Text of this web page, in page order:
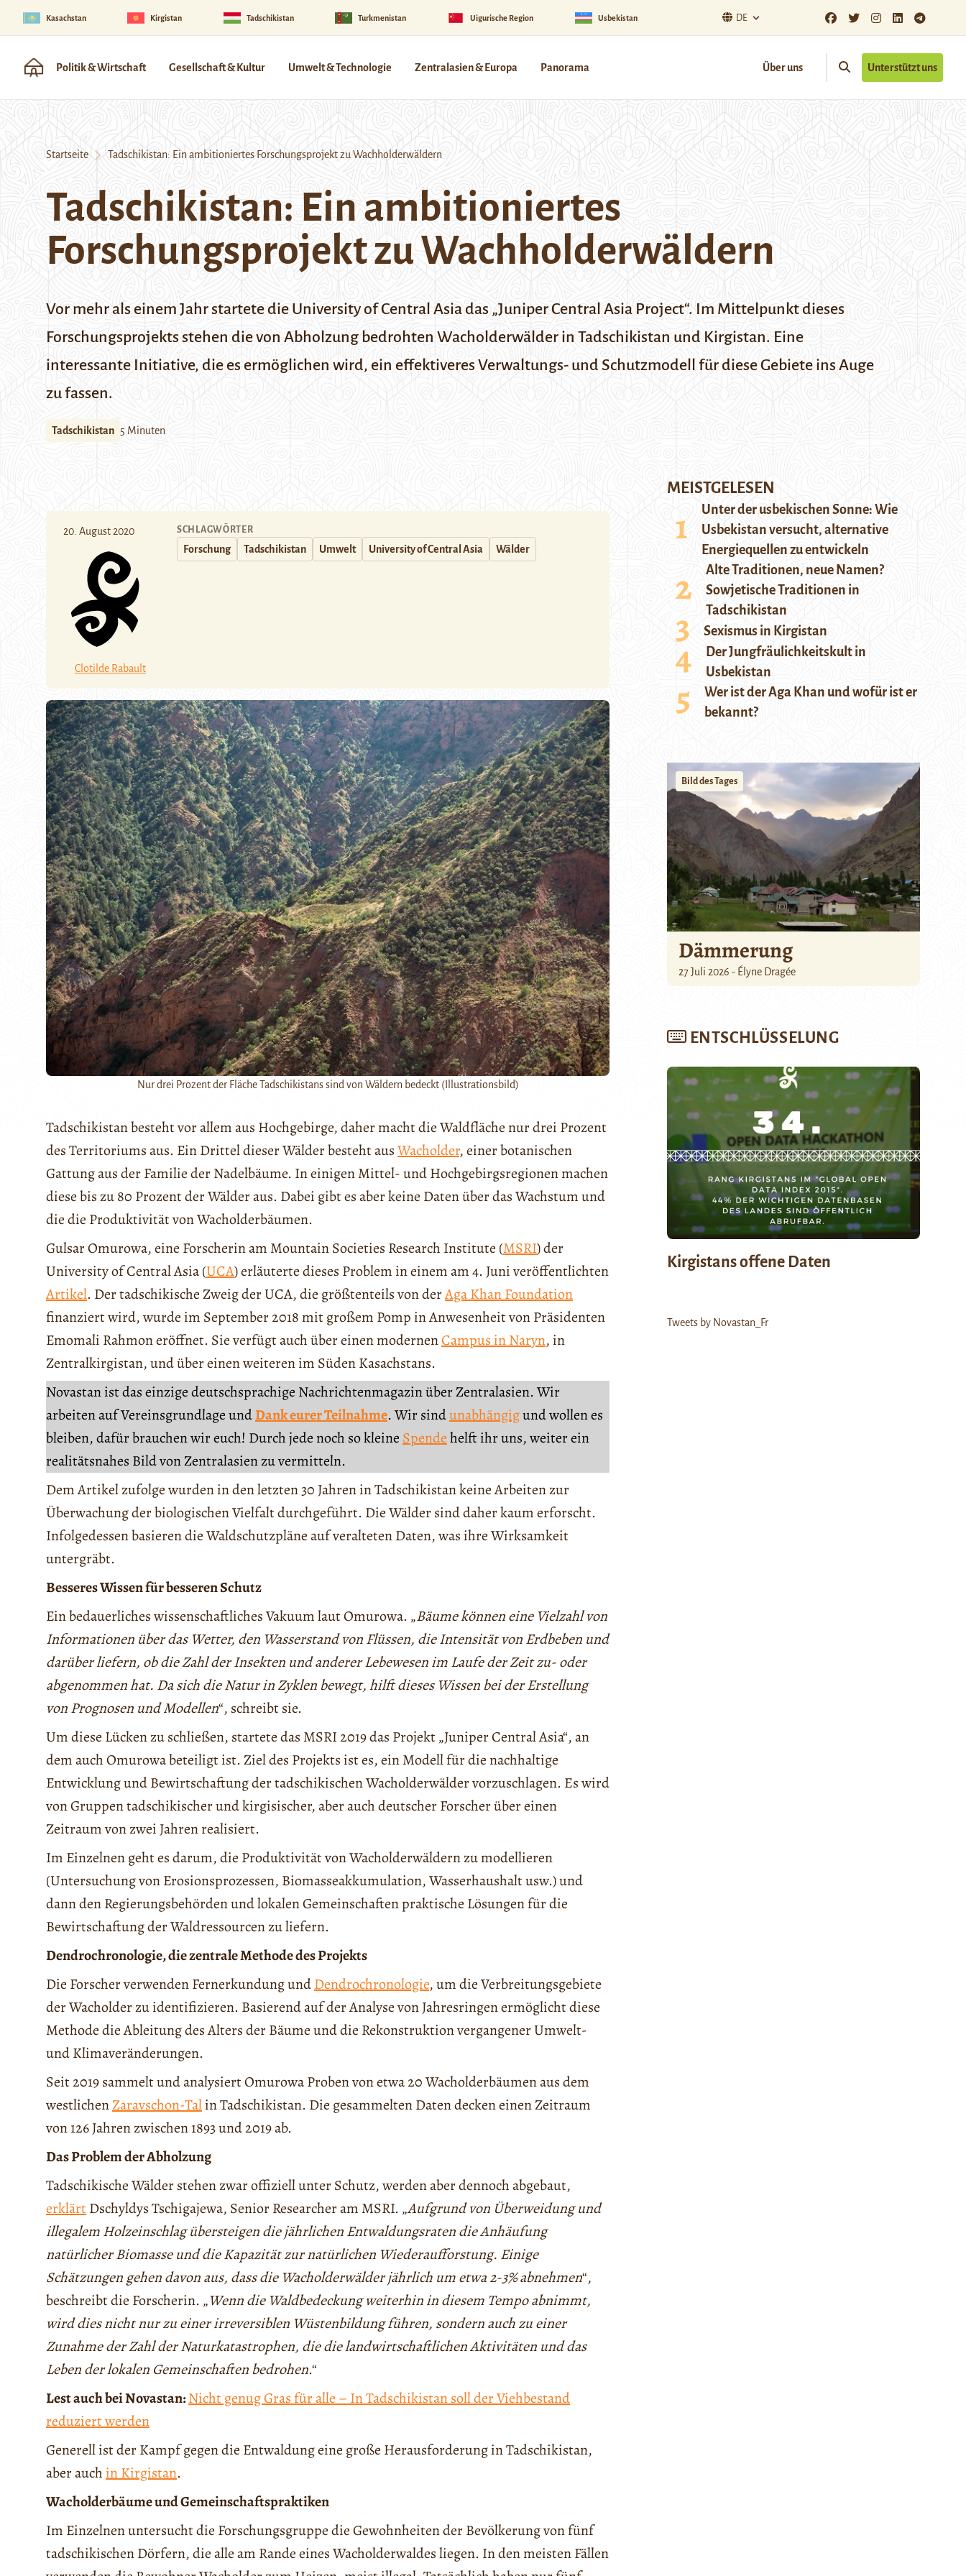
Kasachstan Kirgistan Tadschikistan Turkmenistan Uigurische Region Usbekistan DE
Politik & Wirtschaft Gesellschaft & Kultur Umwelt & Technologie Zentralasien & Europa Panorama Über uns Unterstützt uns
Startseite Tadschikistan: Ein ambitioniertes Forschungsprojekt zu Wachholderwäldern
Tadschikistan: Ein ambitioniertes
Forschungsprojekt zu Wachholderwäldern
Vor mehr als einem Jahr startete die University of Central Asia das „Juniper Central Asia Project“. Im Mittelpunkt dieses
Forschungsprojekts stehen die von Abholzung bedrohten Wacholderwälder in Tadschikistan und Kirgistan. Eine
interessante Initiative, die es ermöglichen wird, ein effektiveres Verwaltungs- und Schutzmodell für diese Gebiete ins Auge
zu fassen.
Tadschikistan 5 Minuten
20. August 2020
Clotilde Rabault
SCHLAGWÖRTER
Forschung Tadschikistan Umwelt University of Central Asia Wälder
Nur drei Prozent der Fläche Tadschikistans sind von Wäldern bedeckt (Illustrationsbild)
Tadschikistan besteht vor allem aus Hochgebirge, daher macht die Waldfläche nur drei Prozent
des Territoriums aus. Ein Drittel dieser Wälder besteht ausWacholder, einer botanischen
Gattung aus der Familie der Nadelbäume. In einigen Mittel- und Hochgebirgsregionen machen
diese bis zu 80 Prozent der Wälder aus. Dabei gibt es aber keine Daten über das Wachstum und
die die Produktivität von Wacholderbäumen.
Gulsar Omurowa, eine Forscherin am Mountain Societies Research Institute (MSRI) der
University of Central Asia (UCA) erläuterte dieses Problem in einem am 4. Juni veröffentlichten
Artikel. Der tadschikische Zweig der UCA, die größtenteils von derAga Khan Foundation
finanziert wird, wurde im September 2018 mit großem Pomp in Anwesenheit von Präsidenten
Emomali Rahmon eröffnet. Sie verfügt auch über einen modernenCampus in Naryn, in
Zentralkirgistan, und über einen weiteren im Süden Kasachstans.
Novastan ist das einzige deutschsprachige Nachrichtenmagazin über Zentralasien. Wir
arbeiten auf Vereinsgrundlage undDank eurer Teilnahme. Wir sindunabhängigund wollen es
bleiben, dafür brauchen wir euch! Durch jede noch so kleine Spendehelft ihr uns, weiter ein
realitätsnahes Bild von Zentralasien zu vermitteln.
Dem Artikel zufolge wurden in den letzten 30 Jahren in Tadschikistan keine Arbeiten zur
Überwachung der biologischen Vielfalt durchgeführt. Die Wälder sind daher kaum erforscht.
Infolgedessen basieren die Waldschutzpläne auf veralteten Daten, was ihre Wirksamkeit
untergräbt.
Besseres Wissen für besseren Schutz
Ein bedauerliches wissenschaftliches Vakuum laut Omurowa. „Bäume können eine Vielzahl von
Informationen über das Wetter, den Wasserstand von Flüssen, die Intensität von Erdbeben und
darüber liefern, ob die Zahl der Insekten und anderer Lebewesen im Laufe der Zeit zu- oder
abgenommen hat. Da sich die Natur in Zyklen bewegt, hilft dieses Wissen bei der Erstellung
von Prognosen und Modellen“, schreibt sie.
Um diese Lücken zu schließen, startete das MSRI 2019 das Projekt „Juniper Central Asia“, an
dem auch Omurowa beteiligt ist. Ziel des Projekts ist es, ein Modell für die nachhaltige
Entwicklung und Bewirtschaftung der tadschikischen Wacholderwälder vorzuschlagen. Es wird
von Gruppen tadschikischer und kirgisischer, aber auch deutscher Forscher über einen
Zeitraum von zwei Jahren realisiert.
Im Einzelnen geht es darum, die Produktivität von Wacholderwäldern zu modellieren
(Untersuchung von Erosionsprozessen, Biomasseakkumulation, Wasserhaushalt usw.) und
dann den Regierungsbehörden und lokalen Gemeinschaften praktische Lösungen für die
Bewirtschaftung der Waldressourcen zu liefern.
Dendrochronologie, die zentrale Methode des Projekts
Die Forscher verwenden Fernerkundung undDendrochronologie, um die Verbreitungsgebiete
der Wacholder zu identifizieren. Basierend auf der Analyse von Jahresringen ermöglicht diese
Methode die Ableitung des Alters der Bäume und die Rekonstruktion vergangener Umwelt-
und Klimaveränderungen.
Seit 2019 sammelt und analysiert Omurowa Proben von etwa 20 Wacholderbäumen aus dem
westlichenZaravschon-Talin Tadschikistan. Die gesammelten Daten decken einen Zeitraum
von 126 Jahren zwischen 1893 und 2019 ab.
Das Problem der Abholzung
Tadschikische Wälder stehen zwar offiziell unter Schutz, werden aber dennoch abgebaut,
erklärtDschyldys Tschigajewa, Senior Researcher am MSRI. „Aufgrund von Überweidung und
illegalem Holzeinschlag übersteigen die jährlichen Entwaldungsraten die Anhäufung
natürlicher Biomasse und die Kapazität zur natürlichen Wiederaufforstung. Einige
Schätzungen gehen davon aus, dass die Wacholderwälder jährlich um etwa 2-3% abnehmen“,
beschreibt die Forscherin. „Wenn die Waldbedeckung weiterhin in diesem Tempo abnimmt,
wird dies nicht nur zu einer irreversiblen Wüstenbildung führen, sondern auch zu einer
Zunahme der Zahl der Naturkatastrophen, die die landwirtschaftlichen Aktivitäten und das
Leben der lokalen Gemeinschaften bedrohen.“
Lest auch bei Novastan:Nicht genug Gras für alle – In Tadschikistan soll der Viehbestand
reduziert werden
Generell ist der Kampf gegen die Entwaldung eine große Herausforderung in Tadschikistan,
aber auch in Kirgistan.
Wacholderbäume und Gemeinschaftspraktiken
Im Einzelnen untersucht die Forschungsgruppe die Gewohnheiten der Bevölkerung von fünf
tadschikischen Dörfern, die alle am Rande eines Wacholderwaldes liegen. In den meisten Fällen
MEISTGELESEN
Unter der usbekischen Sonne: Wie
Usbekistan versucht, alternative
Energiequellen zu entwickeln
Alte Traditionen, neue Namen?
Sowjetische Traditionen in
Tadschikistan
Sexismus in Kirgistan
Der Jungfräulichkeitskult in
Usbekistan
Wer ist der Aga Khan und wofür ist er
bekannt?
Bild des Tages
Dämmerung
27 Juli 2026 - Élyne Dragée
ENTSCHLÜSSELUNG
Kirgistans offene Daten
Tweets by Novastan_Fr